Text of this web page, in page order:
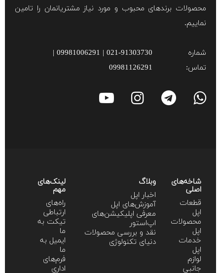
محصولات برند‌های محبوب و مورد نیاز مشتریانمان را تامین
نماییم.
شماره
تماس:
021-91303730 | 09981006291 |
09981126291
شاخه‌های
اصلی
قطعات
اپل
محصولات
اپل
خدمات
اپل
لوازم
جانبی
وبلاگ
اخبار اپل
آموزش‌‌های اپل
معرفی اپلیکیشن‌های
اپ‌استور
نقد و بررسی محصولات
دنیای تکنولوژی
لینک‌های
مهم
راه‌های
ارتباطی
تیکت به
ما
ایمیل به
ما
فرم‌های
اداری